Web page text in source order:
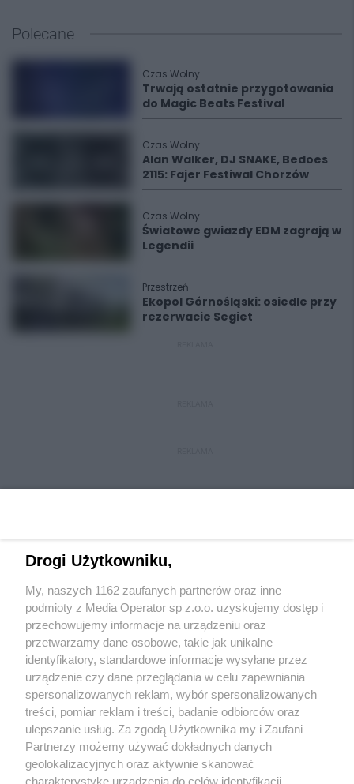
Polecane
Czas Wolny
Trwają ostatnie przygotowania
do Magic Beats Festival
Czas Wolny
Alan Walker, DJ SNAKE, Bedoes
2115: Fajer Festiwal Chorzów
Czas Wolny
Światowe gwiazdy EDM zagrają w
Legendii
Przestrzeń
Ekopol Górnośląski: osiedle przy
rezerwacie Segiet
Wydawca mediówlokalnych
Nie zapomnij
zapoznać się z:
polityką prywatności regulamin korzystania z portali
Twojemiasto
Piekary Śląskie
Chorzów
Skontakuj sięz nami
Kontakt
Wydawca
Drogi Użytkowniku,
My, naszych 1162 zaufanych partnerów oraz inne
podmioty z Media Operator sp z.o.o. uzyskujemy dostęp i
przechowujemy informacje na urządzeniu oraz
przetwarzamy dane osobowe, takie jak unikalne
identyfikatory, standardowe informacje wysyłane przez
urządzenie czy dane przeglądania w celu zapewniania
spersonalizowanych reklam, wybór spersonalizowanych
treści, pomiar reklam i treści, badanie odbiorców oraz
ulepszanie usług. Za zgodą Użytkownika my i Zaufani
Partnerzy możemy używać dokładnych danych
geolokalizacyjnych oraz aktywnie skanować
charakterystykę urządzenia do celów identyfikacji.